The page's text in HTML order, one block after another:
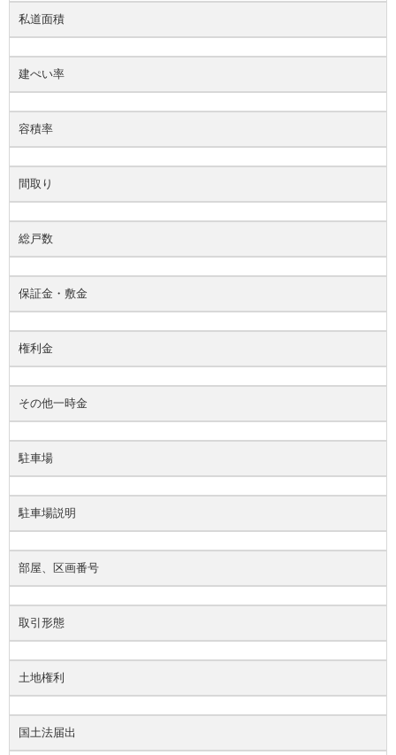
私道面積
建ぺい率
容積率
間取り
総戸数
保証金・敷金
権利金
その他一時金
駐車場
駐車場説明
部屋、区画番号
取引形態
土地権利
国土法届出